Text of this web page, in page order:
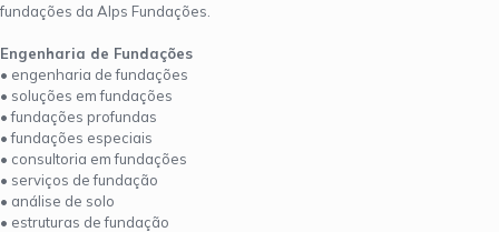
fundações da Alps Fundações.
Engenharia de Fundações
• engenharia de fundações
• soluções em fundações
• fundações profundas
• fundações especiais
• consultoria em fundações
• serviços de fundação
• análise de solo
• estruturas de fundação